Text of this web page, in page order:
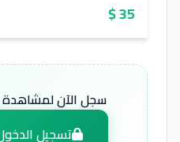
35 $
سجل الآن لمشاهدة
تسجيل